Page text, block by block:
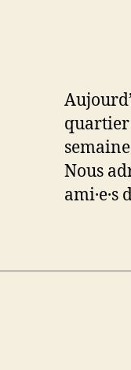
quartier
Nous